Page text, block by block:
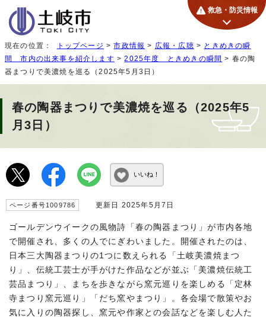
救急・防災情報
現在の位置： トップページ >市政情報 > 広報・広聴 > ときめきの瞬
間 市内の出来事を紹介します >2025年度 ときめきの瞬間 > 春の陶
器まつりで美濃焼を巡る（2025年5月3日）
春の陶器まつりで美濃焼を巡る（2025年5
月3日）
いいね！
ページ番号1009786 更新日 2025年5月7日
ゴールデンウイークの風物詩「春の陶器まつり」が市内各地
で開催され、多くの人でにぎわいました。開催されたのは、
日本三大陶器まつりの1つに数えられる「土岐美濃焼まつ
り」、伝統工芸士が手がけた作品などが並ぶ「美濃焼伝統工
芸品まつり」、まちを歩きながら窯元巡りを楽しめる「定林
寺まつり窯元巡り」「だち窯やまつり」。各会場で散策やお
気に入りの陶器探し、窯元や作家との会話などを楽しむ人た